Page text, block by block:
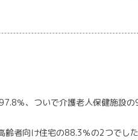
％、ついで介護老人保健施設
者向け住宅の88.3％の2つでした